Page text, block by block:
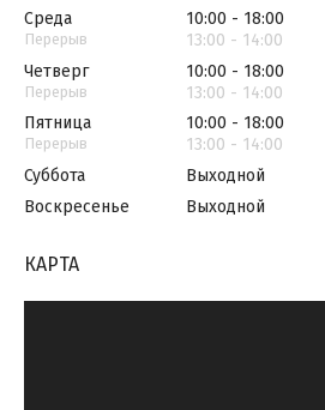
Среда
10:00
18:00
13:00
14:00
Четверг
10:00
18:00
13:00
14:00
Пятница
10:00
18:00
13:00
14:00
Суббота
Выходной
Воскресенье
Выходной
КАРТА